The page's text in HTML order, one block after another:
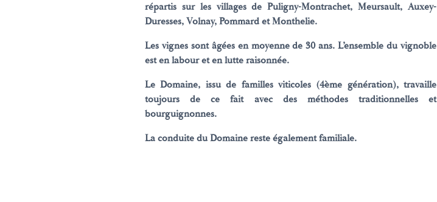
répartis sur les villages de Puligny-Montrachet, Meursault, Auxey-
Duresses, Volnay, Pommard et Monthelie.
Les vignes sont âgées en moyenne de 30 ans. L’ensemble du vignoble
est en labour et en lutte raisonnée.
Le Domaine, issu de familles viticoles (4ème génération), travaille
toujours de ce fait avec des méthodes traditionnelles et
bourguignonnes.
La conduite du Domaine reste également familiale.